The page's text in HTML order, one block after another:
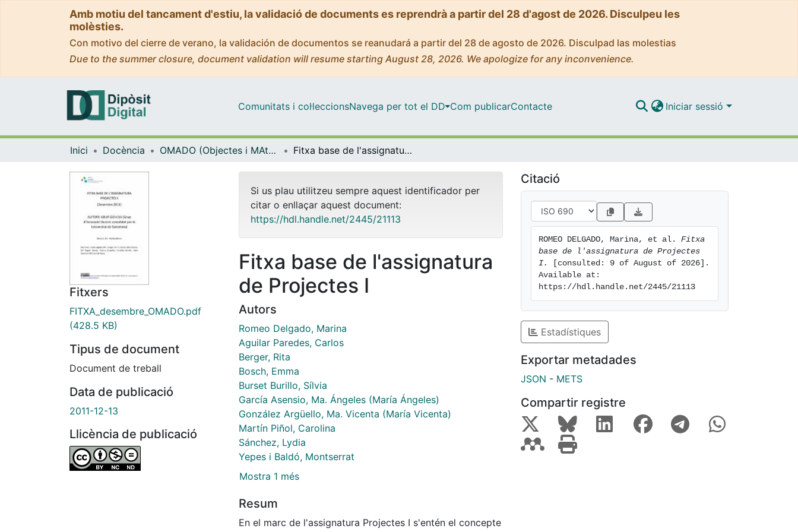
Amb motiu del tancament d'estiu, la validació de documents es reprendrà a partir del 28 d'agost de 2026. Disculpeu les
molèsties.
Con motivo del cierre de verano, la validación de documentos se reanudará a partir del 28 de agosto de 2026. Disculpad las molestias
Due to the summer closure, document validation will resume starting August 28, 2026. We apologize for any inconvenience.
Comunitats i col·leccionsNavega per tot el DD Com publicarContacte Iniciar sessió
Inici Docència OMADO (Objectes i MAterials DOcents) Fitxa base de l'assignatura de Projectes I
Fitxers
FITXA_desembre_OMADO.pdf
(428.5 KB)
Tipus de document
Document de treball
Data de publicació
2011-12-13
Llicència de publicació
Si us plau utilitzeu sempre aquest identificador per
citar o enllaçar aquest document:
https://hdl.handle.net/2445/21113
Fitxa base de l'assignatura
de Projectes I
Autors
Romeo Delgado, Marina
Aguilar Paredes, Carlos
Berger, Rita
Bosch, Emma
Burset Burillo, Sílvia
García Asensio, Ma. Ángeles (María Ángeles)
González Argüello, Ma. Vicenta (María Vicenta)
Martín Piñol, Carolina
Sánchez, Lydia
Yepes i Baldó, Montserrat
Mostra 1 més
Resum
En el marc de l'assignatura Projectes I s'entén el concepte
Citació
ROMEO DELGADO, Marina, et al. Fitxa
base de l'assignatura de Projectes
I.
[consulted: 9 of August of 2026].
Available at:
https://hdl.handle.net/2445/21113
Estadístiques
Exportar metadades
JSON - METS
Compartir registre